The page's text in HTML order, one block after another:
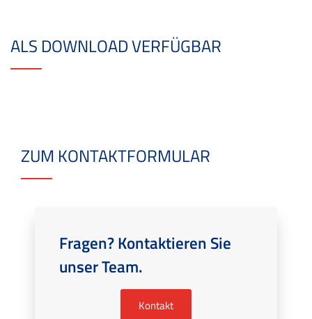
ALS DOWNLOAD VERFÜGBAR
ZUM KONTAKTFORMULAR
Fragen? Kontaktieren Sie
unser Team.
Kontakt